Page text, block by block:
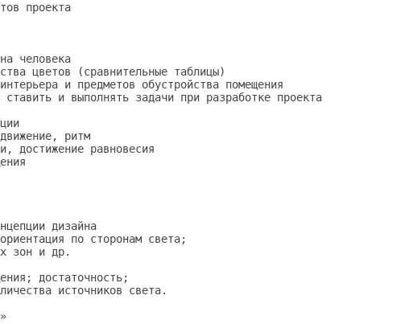
проекта
человека
цветов (сравнительные таблицы)
и предметов обустройства помещения
и выполнять задачи при разработке проекта
ритм
достижение равновесия
дизайна
по сторонам света;
зон и др.
достаточность;
источников света.